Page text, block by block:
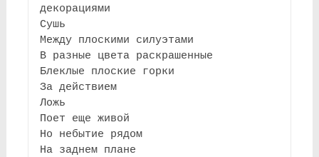
декорациями
Сушь
Между плоскими силуэтами
В разные цвета раскрашенные
Блеклые плоские горки
За действием
Ложь
Поет еще живой
Но небытие рядом
На заднем плане